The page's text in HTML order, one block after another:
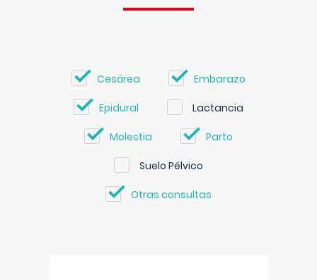
Cesárea Embarazo
Epidural Lactancia
Molestia Parto
Suelo Pélvico
Otras consultas